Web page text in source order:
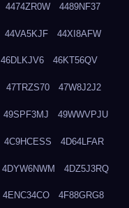
4474ZR0W 4489NF37
44VA5KJF 44XI8AFW
46DLKJV6 46KT56QV
47TRZS70 47W8J2J2
49SPF3MJ 49WWVPJU
4C9HCESS 4D64LFAR
4DYW6NWM 4DZ5J3RQ
4ENC34CO 4F88GRG8